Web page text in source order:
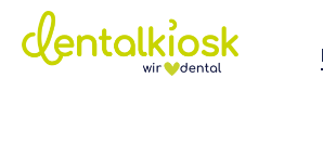
Hauptinhalt springen
Zur Suche springen
Zur Hauptnavigation springen